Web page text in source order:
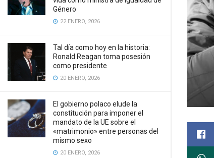
Género
22 ENERO, 2026
Tal día como hoy en la historia:
Ronald Reagan toma posesión
como presidente
20 ENERO, 2026
El gobierno polaco elude la
constitución para imponer el
mandato de la UE sobre el
«matrimonio» entre personas del
mismo sexo
20 ENERO, 2026